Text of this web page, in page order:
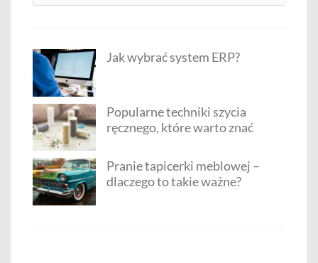
Jak wybrać system ERP?
Popularne techniki szycia
ręcznego, które warto znać
Pranie tapicerki meblowej –
dlaczego to takie ważne?